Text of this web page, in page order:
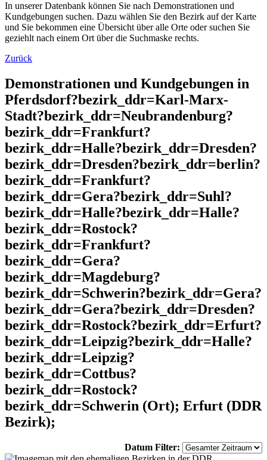
In unserer Datenbank können Sie nach Demonstrationen und
Kundgebungen suchen. Dazu wählen Sie den Bezirk auf der Karte
und Sie bekommen eine Übersicht über alle Orte oder suchen Sie
geziehlt nach einem Ort über die Suchmaske rechts.
Zurück
Demonstrationen und Kundgebungen in
Pferdsdorf?bezirk_ddr=Karl-Marx-
Stadt?bezirk_ddr=Neubrandenburg?
bezirk_ddr=Frankfurt?
bezirk_ddr=Halle?bezirk_ddr=Dresden?
bezirk_ddr=Dresden?bezirk_ddr=berlin?
bezirk_ddr=Frankfurt?
bezirk_ddr=Gera?bezirk_ddr=Suhl?
bezirk_ddr=Halle?bezirk_ddr=Halle?
bezirk_ddr=Rostock?
bezirk_ddr=Frankfurt?
bezirk_ddr=Gera?
bezirk_ddr=Magdeburg?
bezirk_ddr=Schwerin?bezirk_ddr=Gera?
bezirk_ddr=Gera?bezirk_ddr=Dresden?
bezirk_ddr=Rostock?bezirk_ddr=Erfurt?
bezirk_ddr=Leipzig?bezirk_ddr=Halle?
bezirk_ddr=Leipzig?
bezirk_ddr=Cottbus?
bezirk_ddr=Rostock?
bezirk_ddr=Schwerin (Ort); Erfurt (DDR
Bezirk);
Datum Filter: